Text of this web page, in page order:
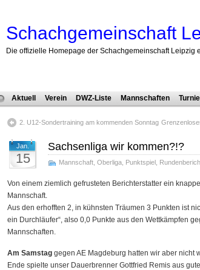
Schachgemeinschaft
Die offizielle Homepage der Schachgemeinschaft Leipzig
Aktuell Verein DWZ-Liste Mannschaften
2. U12-Sondertraining am kommenden Sonntag
Jan.
15
Sachsenliga wir kommen?!?
Mannschaft Oberliga Punktspiel
Von einem ziemlich gefrusteten Berichterstatter ein
Mannschaft.
Aus den erhofften 2, in kühnsten Träumen 3 Punkten ist
ein Durchläufer“, also 0,0 Punkte aus den Wettkämpfen
Mannschaften.
Am Samstag gegen AE Magdeburg hatten wir aber nicht
Ende spielte unser Dauerbrenner Gottfried Remis aus